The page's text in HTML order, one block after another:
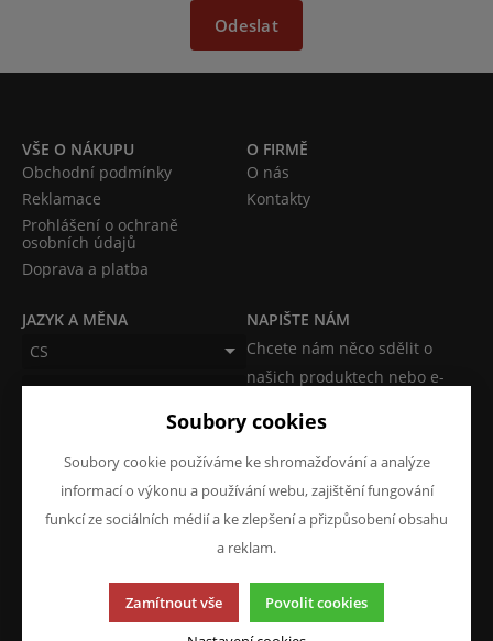
Odeslat
VŠE O NÁKUPU
Obchodní podmínky
Reklamace
Prohlášení o ochraně
osobních údajů
Doprava a platba
O FIRMĚ
O nás
Kontakty
JAZYK A MĚNA
CS
CZK (Kč)
NAPIŠTE NÁM
Chcete nám něco sdělit o
našich produktech nebo e-
Tato stránka používá soubory cookies. Klikněte pro více
© 2013-2026 ATKM s.r.o.
Soubory cookies
Soubory cookie používáme ke shromažďování a analýze
informací o výkonu a používání webu, zajištění fungování
funkcí ze sociálních médií a ke zlepšení a přizpůsobení obsahu
a reklam.
Zamítnout vše Povolit cookies